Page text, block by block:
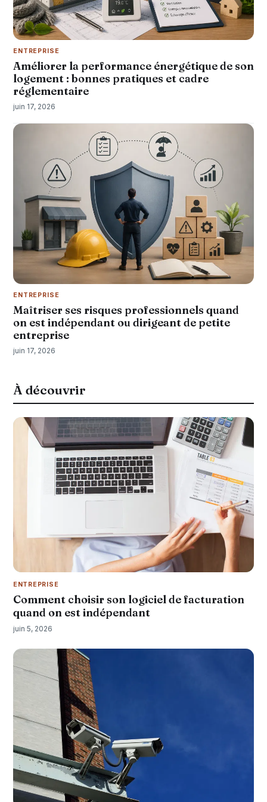
ENTREPRISE
Améliorer la performance énergétique de son
logement : bonnes pratiques et cadre
réglementaire
juin 17, 2026
ENTREPRISE
Maîtriser ses risques professionnels quand
on est indépendant ou dirigeant de petite
entreprise
juin 17, 2026
À découvrir
ENTREPRISE
Comment choisir son logiciel de facturation
quand on est indépendant
juin 5, 2026